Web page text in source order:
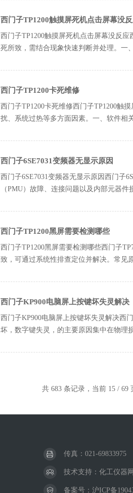
西门子TP1200触摸屏死机点击屏幕没
西门子TP1200触摸屏死机点击屏幕没反
死‌所致，需结合现象快速判断并处理。一
西门子TP1200卡死维修
西门子TP1200卡死维修西门子TP1200触
扰、系统过热‌等多方面因素。一、软件相
西门子6SE7031变频器无显示原因
西门子6SE7031变频器无显示原因西门子
（PMU）故障、连接问题以及内部元器
西门子TP1200黑屏需要检测哪些
西门子TP1200黑屏需要检测哪些西门子
致，可通过系统性排查定位并解决。常见
西门子KP900电脑屏上按键坏失灵解决
西门子KP900电脑屏上按键坏失灵解决西
坏，数字键失灵，的主要原因集中在物理
共 683 条记录，当前 15 / 69
传真：021-69833975
技术支持： 化工仪器网
备案号： 沪ICP备